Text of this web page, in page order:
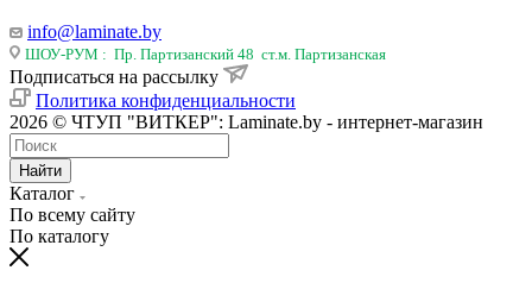
info@laminate.by
ШОУ-РУМ : Пр. Партизанский 48 ст.м. Партизанская
Подписаться на рассылку
Политика конфиденциальности
2026 © ЧТУП "ВИТКЕР": Laminate.by - интернет-магазин
Найти
Каталог
По всему сайту
По каталогу